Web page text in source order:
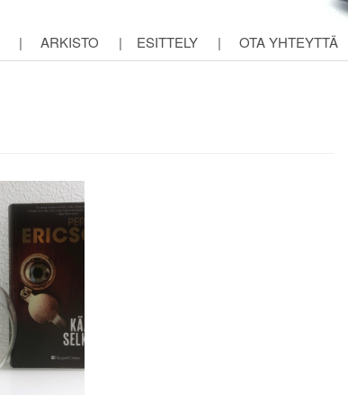
| ARKISTO | ESITTELY | OTA YHTEYTTÄ